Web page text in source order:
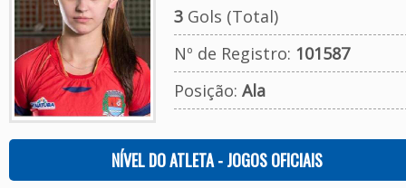
3Gols (Total)
Nº de Registro: 101587
Posição: Ala
NÍVEL DO ATLETA - JOGOS OFICIAIS